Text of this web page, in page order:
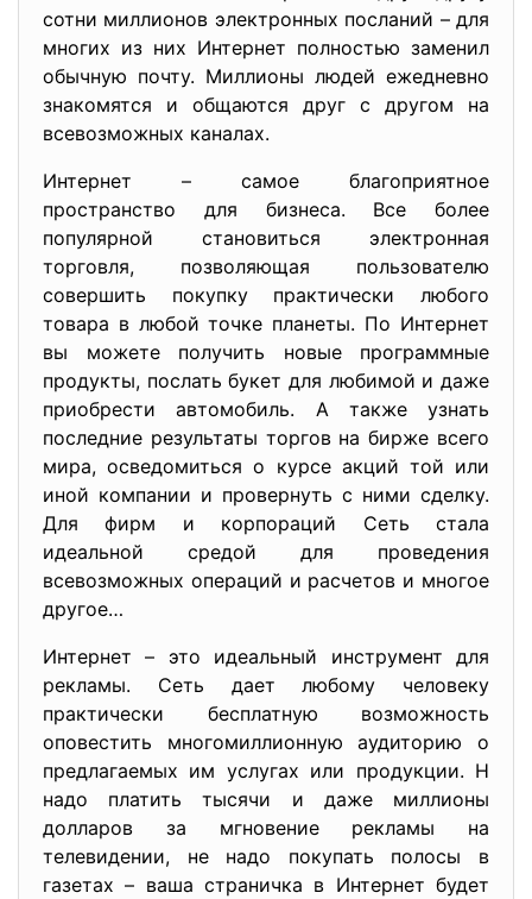
сотни миллионов электронных посланий – для
многих из них Интернет полностью заменил
обычную почту. Миллионы людей ежедневно
знакомятся и общаются друг с другом на
всевозможных каналах.
Интернет – самое благоприятное
пространство для бизнеса. Все более
популярной становиться электронная
торговля, позволяющая пользователю
совершить покупку практически любого
товара в любой точке планеты. По Интернет
вы можете получить новые программные
продукты, послать букет для любимой и даже
приобрести автомобиль. А также узнать
последние результаты торгов на бирже всего
мира, осведомиться о курсе акций той или
иной компании и провернуть с ними сделку.
Для фирм и корпораций Сеть стала
идеальной средой для проведения
всевозможных операций и расчетов и многое
другое…
Интернет – это идеальный инструмент для
рекламы. Сеть дает любому человеку
практически бесплатную возможность
оповестить многомиллионную аудиторию о
предлагаемых им услугах или продукции. Н
надо платить тысячи и даже миллионы
долларов за мгновение рекламы на
телевидении, не надо покупать полосы в
газетах – ваша страничка в Интернет будет